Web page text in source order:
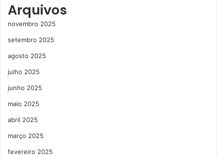
Arquivos
novembro 2025
setembro 2025
agosto 2025
julho 2025
junho 2025
maio 2025
abril 2025
março 2025
fevereiro 2025